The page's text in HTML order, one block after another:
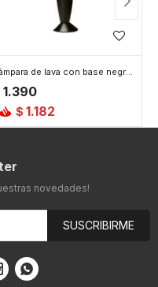
Lámpara de lava con base negra - Azul
1.390
$ 1.182
novedades!
SUSCRIBIRME
